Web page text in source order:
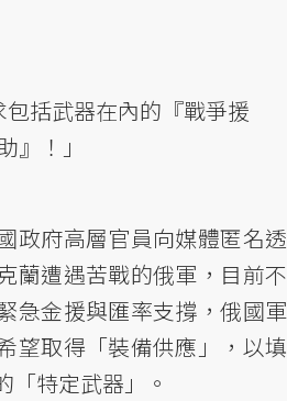
包括武器在內的『戰爭援
』！」
政府高層官員向媒體匿名透
蘭遭遇苦戰的俄軍，目前不
急金援與匯率支撐，俄國軍
望取得「裝備供應」，以填
「特定武器」。